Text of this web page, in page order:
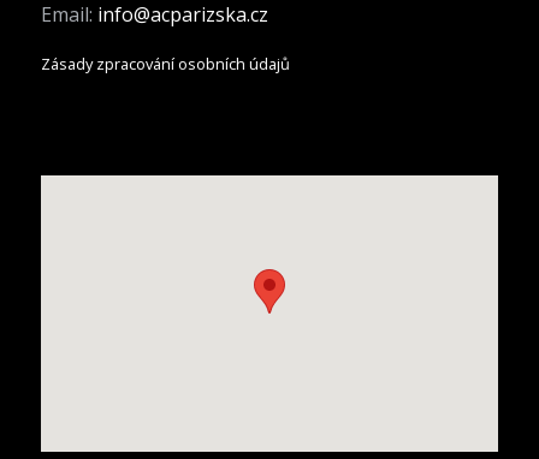
Email: info@acparizska.cz
Zásady zpracování osobních údajů